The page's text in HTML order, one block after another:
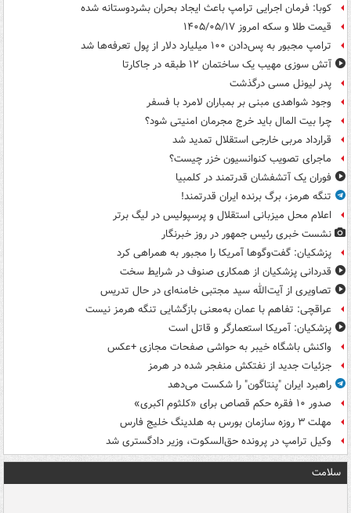
کوبا: فرمان اجرایی ترامپ باعث ایجاد بحران بشردوستانه شده
قیمت طلا و سکه امروز ۱۴۰۵/۰۵/۱۷
ترامپ مجبور به پس‌دادن ۱۰۰ میلیارد دلار از پول تعرفه‌ها شد
آتش سوزی مهیب یک ساختمان ۱۲ طبقه در جاکارتا
پدر لیونل مسی درگذشت
وجود شواهدی مبنی بر بمباران لامرد با فسفر
چرا بیت المال باید خرج مجرمان امنیتی شود؟
قرارداد مربی خارجی استقلال تمدید شد
ماجرای تصویب کنوانسیون خزر چیست؟
فوران یک آتشفشان قدرتمند در کلمبیا
تنگه هرمز، برگ برنده ایران قدرتمند!
اعلام محل میزبانی استقلال و پرسپولیس در لیگ برتر
نشست خبری رئیس جمهور در روز خبرنگار
پزشکیان: گفت‌وگوها آمریکا را مجبور به همراهی کرد
قدردانی پزشکیان از همکاری صنوف در شرایط سخت
تصاویری از آیت‌الله سید مجتبی خامنه‌ای در حال تدریس
عراقچی: تفاهم با عمان به‌معنی بازگشایی تنگه هرمز نیست
پزشکیان: آمریکا استعمارگر و قاتل است
واکنش باشگاه خیبر به حواشی صفحات مجازی +عکس
جزئیات جدید از نفتکش منفجر شده در هرمز
راهبرد ایران "پنتاگون" را شکست می‌دهد
صدور ۱۰ فقره حکم قصاص برای «کلثوم اکبری»
مهلت ۳ روزه سازمان بورس به هلدینگ خلیج فارس
وکیل ترامپ در پرونده حق‌السکوت، وزیر دادگستری شد
سلامت